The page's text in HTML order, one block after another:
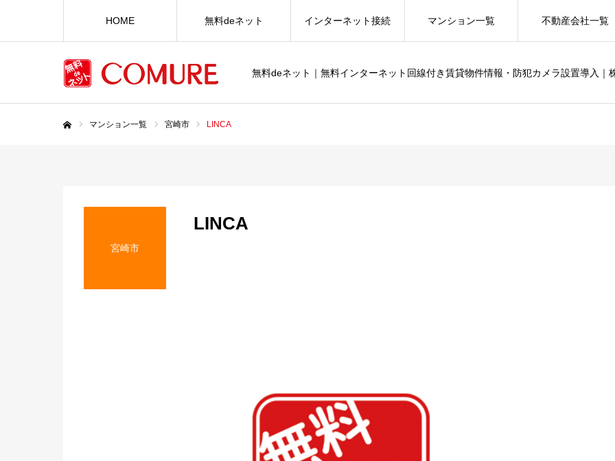
無料deネット｜無料インターネット回線付き賃貸物件情報・防犯カメラ設置導入｜
HOME 無料deネット インターネット接続 マンション一覧 不動産会社一覧
マンション一覧 宮崎市 LINCA
宮崎市
LINCA